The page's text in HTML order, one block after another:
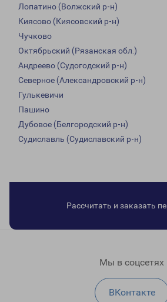
Лопатино (Волжский р-н)
Киясово (Киясовский р-н)
Чучково
Октябрьский (Рязанская обл.)
Андреево (Судогодский р-н)
Северное (Александровский р-н)
Гулькевичи
Пашино
Дубовое (Белгородский р-н)
Судиславль (Судиславский р-н)
Рассчитать и заказать
Мы в соцсетях
ВКонтакте